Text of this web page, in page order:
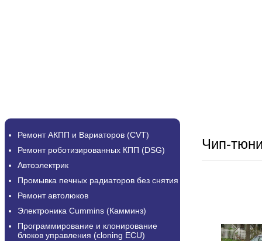
Ремонт АКПП и Вариаторов (CVT)
Ремонт роботизированных КПП (DSG)
Автоэлектрик
Промывка печных радиаторов без снятия
Ремонт автолюков
Электроника Cummins (Камминз)
Программирование и клонирование
блоков управления (cloning ECU)
Чип-